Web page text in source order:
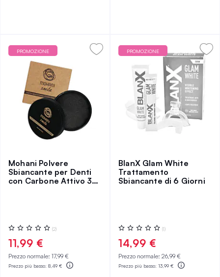
PROMOZIONE
Mohani Polvere
Sbiancante per Denti
con Carbone Attivo 30
Valutazione:
0%
(2)
11,99 €
Prezzo normale: 17,99 €
Prezzo più basso: 8,49 €
PROMOZIONE
BlanX Glam White
Trattamento
Sbiancante di 6 Giorni
Valutazione:
0%
(1)
14,99 €
Prezzo normale: 26,99 €
Prezzo più basso: 13,99 €